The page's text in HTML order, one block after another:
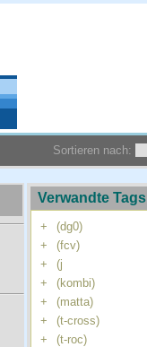
Sortieren nach:
Verwandte Tags
+
(dg0)
+
(fcv)
+
(j
+
(kombi)
+
(matta)
+
(t-cross)
+
(t-roc)